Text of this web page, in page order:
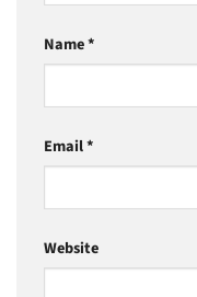
Name*
Email*
Website